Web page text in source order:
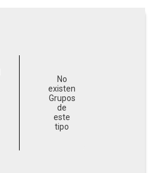
No
existen
Grupos
de
este
tipo